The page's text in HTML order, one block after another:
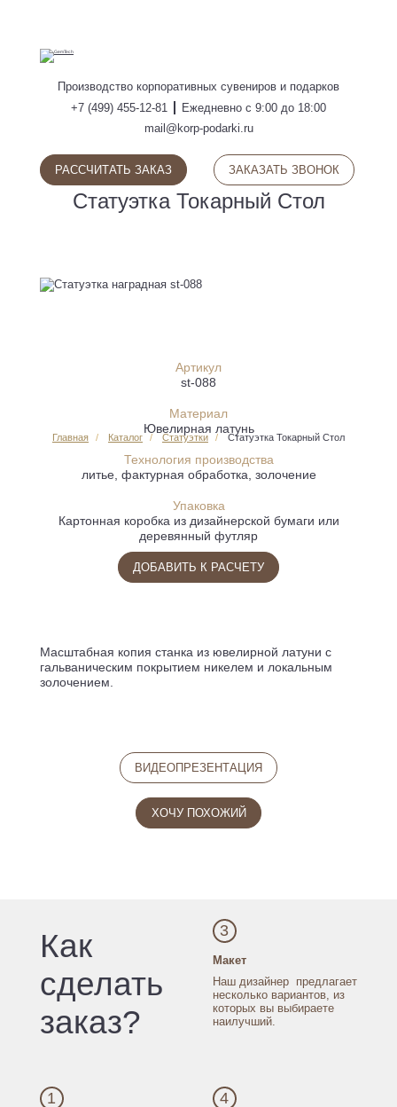
ПОИСК
Производство корпоративных сувениров и подарков
+7 (499) 455-12-81
Ежедневно с 9:00 до 18:00
mail@korp-podarki.ru
ЗАКАЗАТЬ ЗВОНОК
РАССЧИТАТЬ ЗАКАЗ
Главная Каталог Статуэтки Статуэтка Токарный Стол
Статуэтка Токарный Стол
Артикул
st-088
Материал
Ювелирная латунь
Технология производства
литье, фактурная обработка, золочение
Упаковка
Картонная коробка из дизайнерской бумаги или
деревянный футляр
ДОБАВИТЬ К РАСЧЕТУ
Масштабная копия станка из ювелирной латуни с
гальваническим покрытием никелем и локальным
золочением.
ВИДЕОПРЕЗЕНТАЦИЯ
ХОЧУ ПОХОЖИЙ
Как
сделать
заказ?
1
3
Макет
Наш дизайнер предлагает
нескольковариантов, из
которых вы выбираете
наилучший.
4